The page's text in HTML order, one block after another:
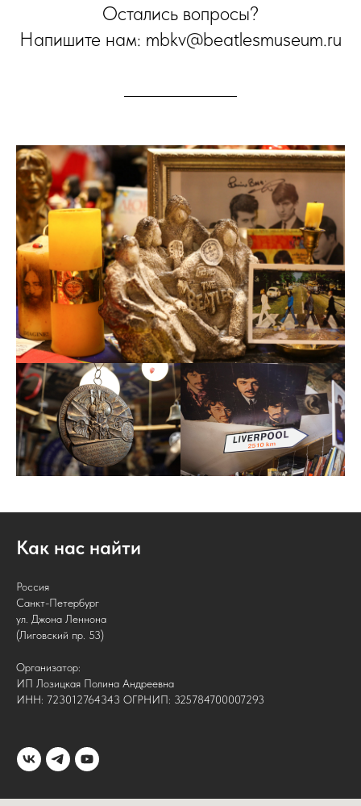
Остались вопросы?
Напишите нам: mbkv@beatlesmuseum.ru
Как нас найти
Россия
Санкт-Петербург
ул. Джона Леннона
(Лиговский пр. 53)
Организатор:
ИП Лозицкая Полина Андреевна
ИНН: 723012764343 ОГРНИП: 325784700007293